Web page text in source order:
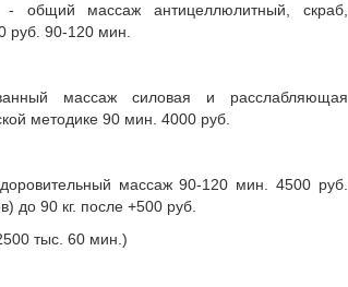
- общий массаж антицеллюлитный, скраб,
руб. 90-120 мин.
массаж силовая и расслабляющая
методике 90 мин. 4000 руб.
массаж 90-120 мин. 4500 руб.
до 90 кг. после +500 руб.
тыс. 60 мин.)